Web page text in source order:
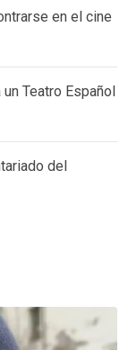
en el cine
Teatro Español
del